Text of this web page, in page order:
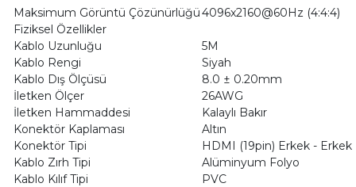
Maksimum Görüntü Çözünürlüğü4096x2160@60Hz (4:4:4)
Fiziksel Özellikler
Kablo Uzunluğu
5M
Kablo Rengi
Siyah
Kablo Dış Ölçüsü
8.0 ± 0.20mm
İletken Ölçer
26AWG
İletken Hammaddesi
Kalaylı Bakır
Konektör Kaplaması
Altın
Konektör Tipi
HDMI (19pin) Erkek - Erkek
Kablo Zırh Tipi
Alüminyum Folyo
Kablo Kılıf Tipi
PVC